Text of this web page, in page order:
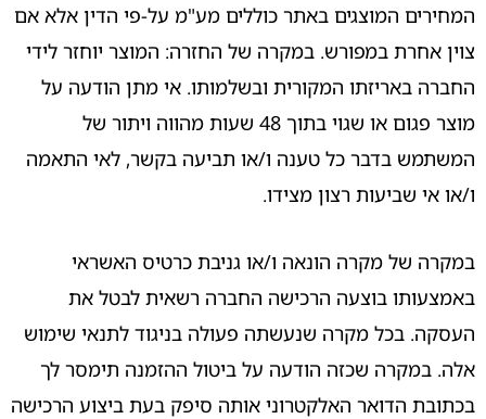
המחירים המוצגים באתר כוללים מע"מ על-פי הדין אלא אם
צוין אחרת במפורש. במקרה של החזרה: המוצר יוחזר לידי
החברה באריזתו המקורית ובשלמותו. אי מתן הודעה על
מוצר פגום או שגוי בתוך 48 שעות מהווה ויתור של
המשתמש בדבר כל טענה ו/או תביעה בקשר, לאי התאמה
ו/או אי שביעות רצון מצידו.
במקרה של מקרה הונאה ו/או גניבת כרטיס האשראי
באמצעותו בוצעה הרכישה החברה רשאית לבטל את
העסקה. בכל מקרה שנעשתה פעולה בניגוד לתנאי שימוש
אלה. במקרה שכזה הודעה על ביטול ההזמנה תימסר לך
בכתובת הדואר האלקטרוני אותה סיפק בעת ביצוע הרכישה